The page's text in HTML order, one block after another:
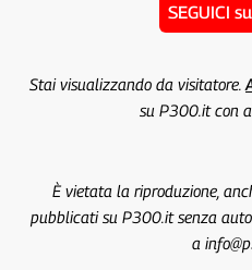
SEGUICI
Stai visualizzando da visitatore.
su P300.it con
È vietata la riproduzione,
pubblicati su P300.it senza
a